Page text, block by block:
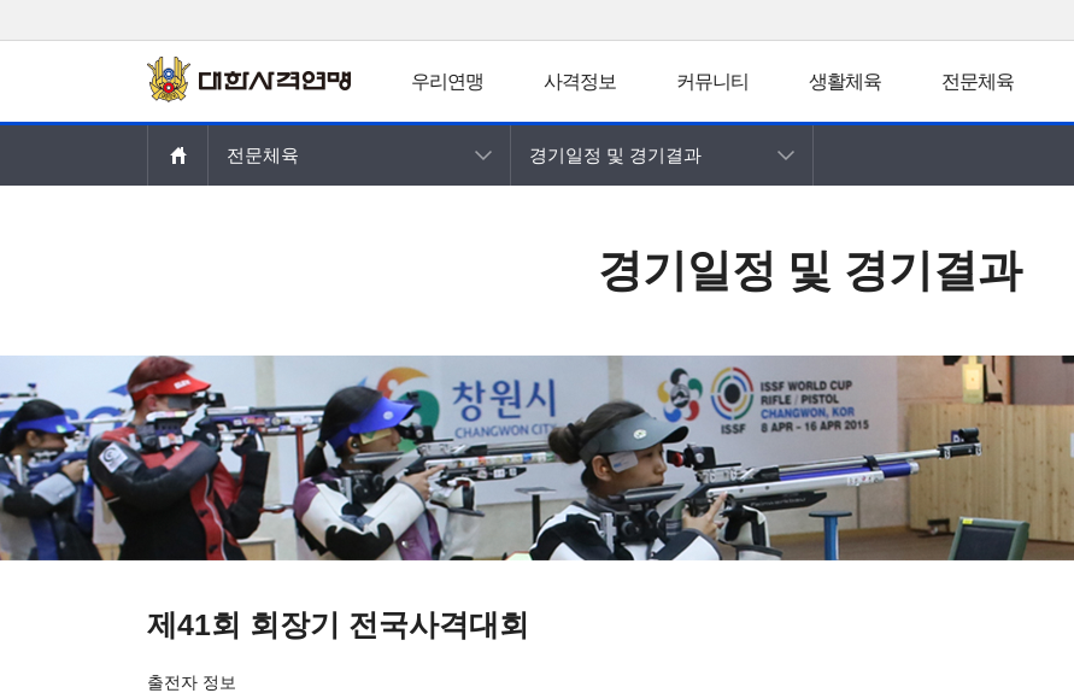
우리연맹 사격정보 커뮤니티 생활체육 전문체육
전문체육 경기일정 및 경기결과
경기일정 및 경기결과
제41회 회장기 전국사격대회
출전자 정보